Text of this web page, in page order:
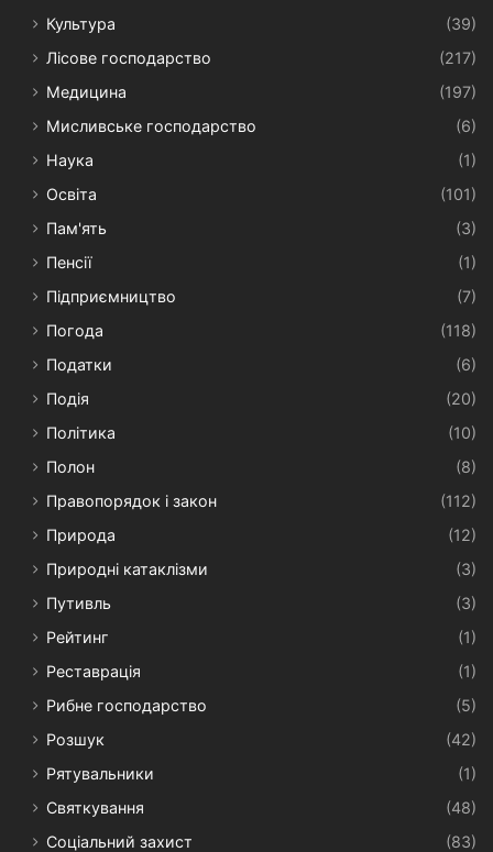
Культура
(39)
Лісове господарство
(217)
Медицина
(197)
Мисливське господарство
(6)
Наука
(1)
Освіта
(101)
Пам'ять
(3)
Пенсії
(1)
Підприємництво
(7)
Погода
(118)
Податки
(6)
Подія
(20)
Політика
(10)
Полон
(8)
Правопорядок і закон
(112)
Природа
(12)
Природні катаклізми
(3)
Путивль
(3)
Рейтинг
(1)
Реставрація
(1)
Рибне господарство
(5)
Розшук
(42)
Рятувальники
(1)
Святкування
(48)
Соціальний захист
(83)